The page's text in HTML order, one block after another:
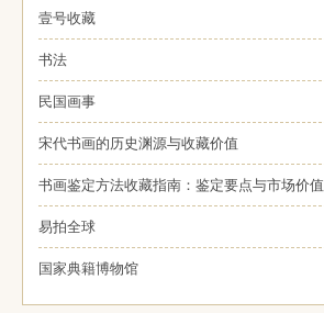
壹号收藏
书法
民国画事
宋代书画的历史渊源与收藏价值
书画鉴定方法收藏指南：鉴定要点与市场价值
易拍全球
国家典籍博物馆